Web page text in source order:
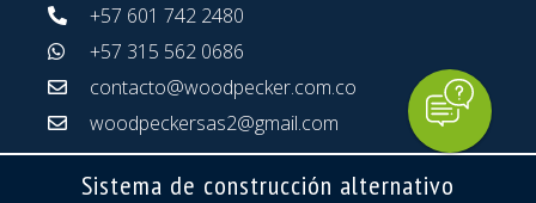
+57 601 742 2480
+57 315 562 0686
contacto@woodpecker.com.co
woodpeckersas2@gmail.com
Sistema de construcción alternativo